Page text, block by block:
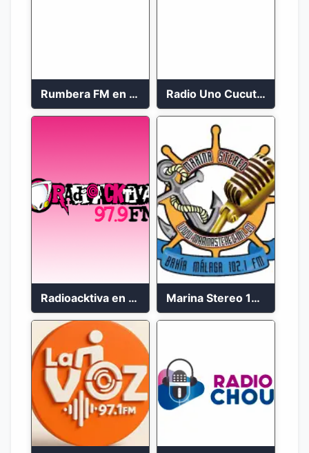
Rumbera FM en vivo 24/7 Radio Uno Cucuta 91.7 FM
Radioacktiva en vivo 97.9 FM Marina Stereo 102.1 FM